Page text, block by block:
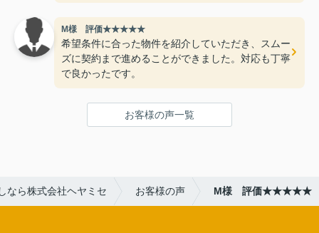
M様 評価★★★★★
希望条件に合った物件を紹介していただき、スムー
ズに契約まで進めることができました。対応も丁寧
で良かったです。
お客様の声一覧
なら株式会社ヘヤミセ お客様の声 M様 評価★★★★★